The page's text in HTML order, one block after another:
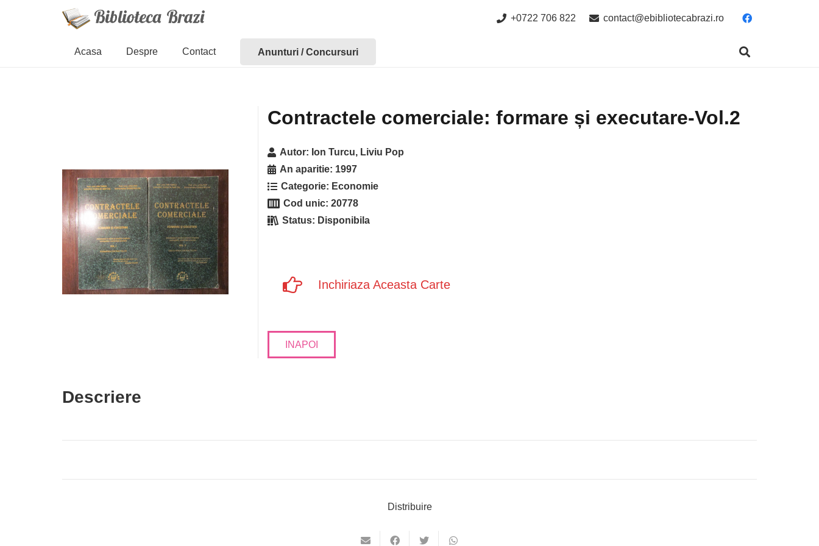
+0722 706 822 contact@ebibliotecabrazi.ro
Acasa Despre Contact Anunturi / Concursuri
Contractele comerciale: formare și executare-Vol.2
Autor: Ion Turcu, Liviu Pop
An aparitie: 1997
Categorie: Economie
Cod unic:20778
Status: Disponibila
Inchiriaza Aceasta Carte
INAPOI
Descriere
Distribuire